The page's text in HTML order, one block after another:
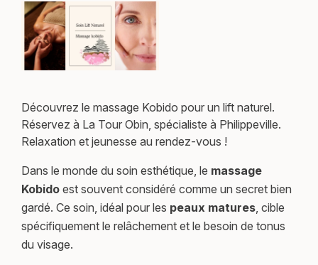
Découvrez le massage Kobido pour un lift naturel.
Réservez à La Tour Obin, spécialiste à Philippeville.
Relaxation et jeunesse au rendez-vous !
Dans le monde du soin esthétique, le massage
Kobidoest souvent considéré comme un secret bien
gardé. Ce soin, idéal pour les peaux matures, cible
spécifiquement le relâchement et le besoin de tonus
du visage.